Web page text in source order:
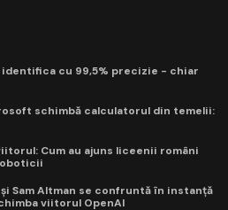
cu 99,5% precizie - chiar
schimbă calculatorul din temelii:
Cum au ajuns liceenii români
și Sam Altman se confruntă în instanță
viitorul OpenAI